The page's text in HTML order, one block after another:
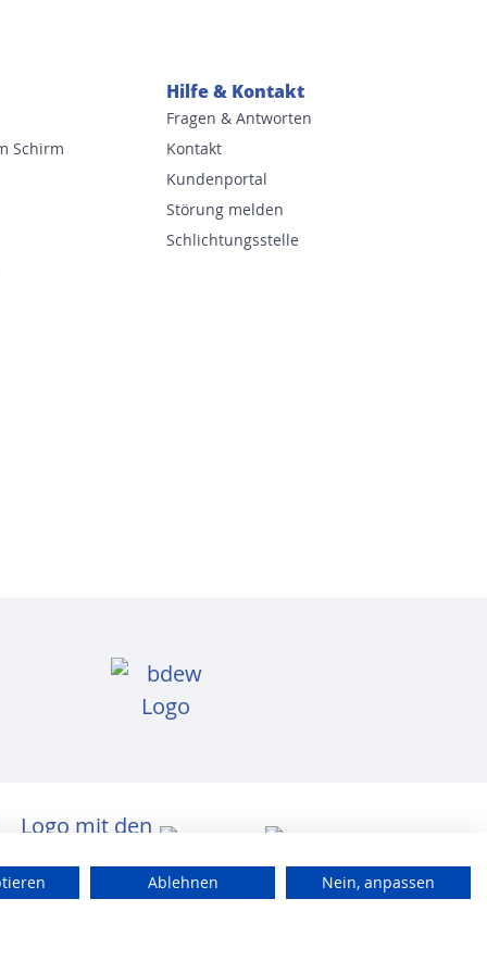
Schirm
Hilfe & Kontakt
Fragen & Antworten
Kontakt
Kundenportal
Störung melden
Schlichtungsstelle
Ablehnen Nein, anpassen